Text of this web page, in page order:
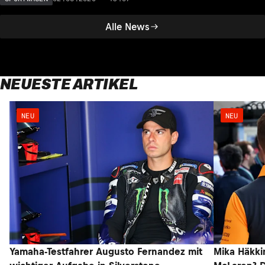
Alle News
NEUESTE ARTIKEL
NEU
Yamaha-Testfahrer Augusto Fernandez mit
NEU
Mika